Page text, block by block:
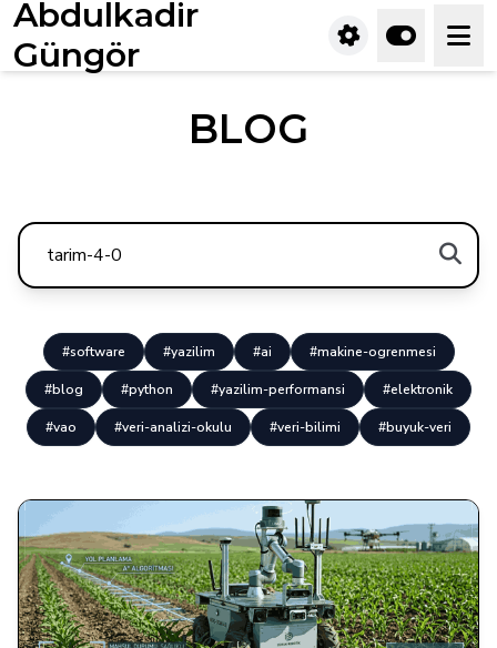
Abdulkadir
Güngör
BLOG
#software #yazilim #ai #makine-ogrenmesi
#blog #python #yazilim-performansi #elektronik
#vao #veri-analizi-okulu #veri-bilimi #buyuk-veri